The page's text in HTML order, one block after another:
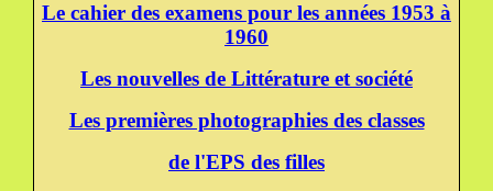
Le cahier des examens pour les années 1953 à
1960
Les nouvelles de Littérature et société
Les premières photographies des classes
de l'EPS des filles